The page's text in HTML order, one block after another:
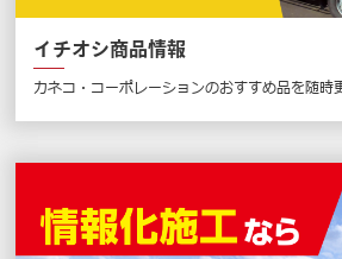
イチオシ商品情報
カネコ・コーポレーションのおすすめ品を随時